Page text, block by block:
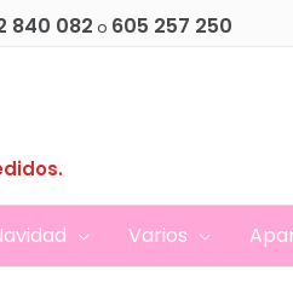
840 082 o 605 257 250
Varios